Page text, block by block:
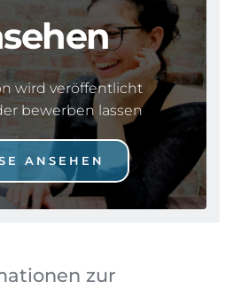
wird veröffentlicht
bewerben lassen
ANSEHEN
zur